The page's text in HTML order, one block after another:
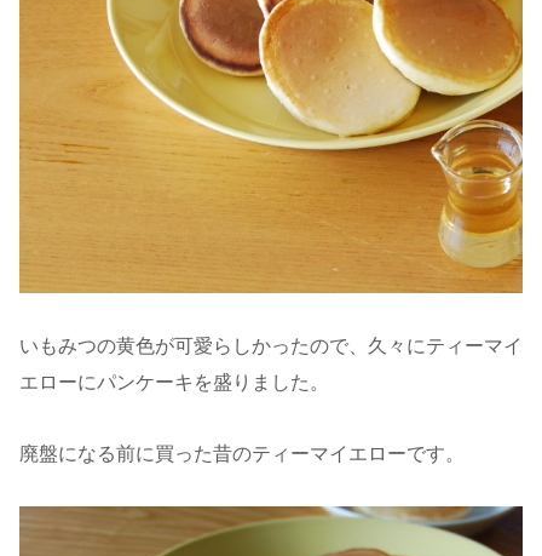
いもみつの黄色が可愛らしかったので、久々にティーマイ
エローにパンケーキを盛りました。
廃盤になる前に買った昔のティーマイエローです。